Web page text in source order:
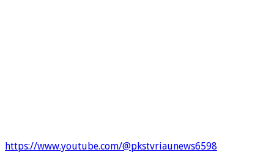
https://www.youtube.com/@pkstvriaunews6598